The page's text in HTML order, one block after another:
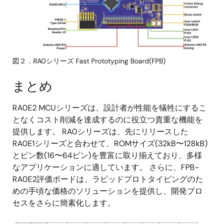
図２．RA0シリーズ Fast Prototyping Board(FPB)
まとめ
RA0E2 MCUシリーズは、設計者が性能を犠牲にするこ
となくコスト削減を達成するのに役立つ貴重な機能を
提供します。 RA0シリーズは、先にリリースした
RA0E1シリーズと合わせて、ROMサイズ(32kB〜128kB)
とピン数(16〜64ピン)を豊富に取り揃えており、多様
なアプリケーションに適しています。 さらに、FPB-
RA0E2評価ボードは、ラピッドプロトタイピングのた
めの手頃な価格のソリューションを提供し、開発プロ
セスをさらに簡素化します。